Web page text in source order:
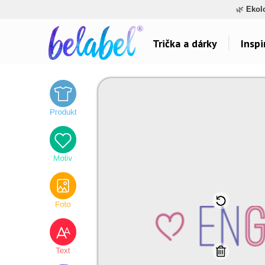
🌿
Trička a dárky
Dárky pro..
Dárky pro maminku
Dárky pro ségru
Dárky pro tátu
Dárky pro bráchu
Dárky pro partnera
Dárky pro partnerku
Inspirace na